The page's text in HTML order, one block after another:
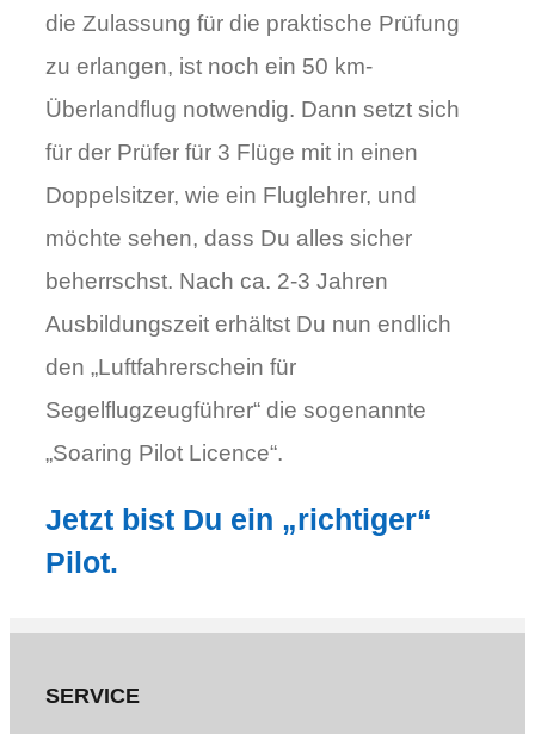
die Zulassung für die praktische Prüfung
zu erlangen, ist noch ein 50 km-
Überlandflug notwendig. Dann setzt sich
für der Prüfer für 3 Flüge mit in einen
Doppelsitzer, wie ein Fluglehrer, und
möchte sehen, dass Du alles sicher
beherrschst. Nach ca. 2-3 Jahren
Ausbildungszeit erhältst Du nun endlich
den „Luftfahrerschein für
Segelflugzeugführer“ die sogenannte
„Soaring Pilot Licence“.
Jetzt bist Du ein „richtiger“
Pilot.
SERVICE